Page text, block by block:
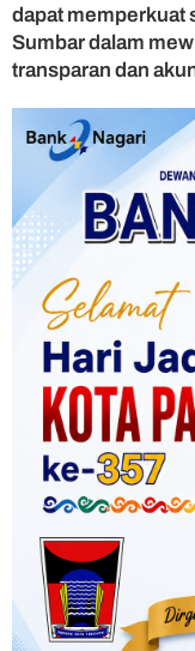
dapat memperkuat
Sumbar dalam
transparan dan